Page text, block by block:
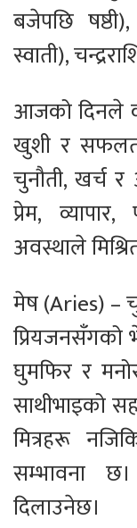
बजेपछि
स्वाती),
आजको दिनले
खुशी र
चुनौती, खर्च र
प्रेम,
अवस्थाले
मेष (Aries) –
प्रियजनसँगको
घुमफिर र
साथीभाइको
मित्रहरू
सम्भावना
दिलाउनेछ।